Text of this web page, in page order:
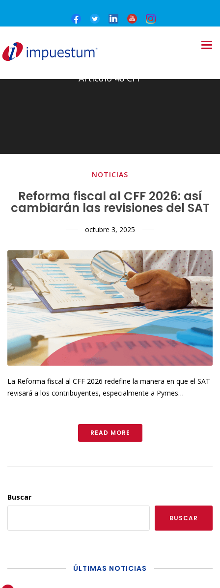
Artículo 48 CFF
NOTICIAS
Reforma fiscal al CFF 2026: así
cambiarán las revisiones del SAT
octubre 3, 2025
La Reforma fiscal al CFF 2026 redefine la manera en que el SAT
revisará a los contribuyentes, especialmente a Pymes…
READ MORE
Buscar
BUSCAR
ÚLTIMAS NOTICIAS